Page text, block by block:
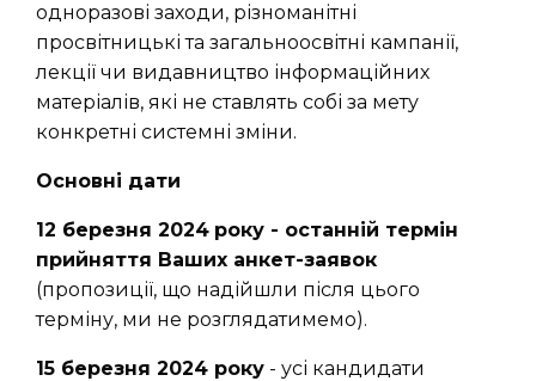
одноразові заходи, різноманітні
просвітницькі та загальноосвітні кампанії,
лекції чи видавництво інформаційних
матеріалів, які не ставлять собі за мету
конкретні системні зміни.
Основні дати
12 березня 2024 року - останній термін
прийняття Ваших анкет-заявок
(пропозиції, що надійшли після цього
терміну, ми не розглядатимемо).
15 березня 2024 року - усі кандидати